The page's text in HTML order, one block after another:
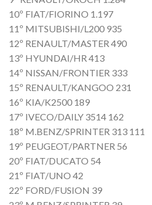
10º FIAT/FIORINO 1.197
11º MITSUBISHI/L200 935
12º RENAULT/MASTER 490
13º HYUNDAI/HR 413
14º NISSAN/FRONTIER 333
15º RENAULT/KANGOO 231
16º KIA/K2500 189
17º IVECO/DAILY 3514 162
18º M.BENZ/SPRINTER 313 111
19º PEUGEOT/PARTNER 56
20º FIAT/DUCATO 54
21º FIAT/UNO 42
22º FORD/FUSION 39